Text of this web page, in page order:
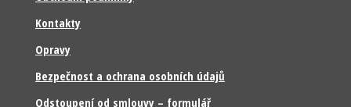
Kontakty
Opravy
Bezpečnost a ochrana osobních údajů
Odstoupení od smlouvy – formulář